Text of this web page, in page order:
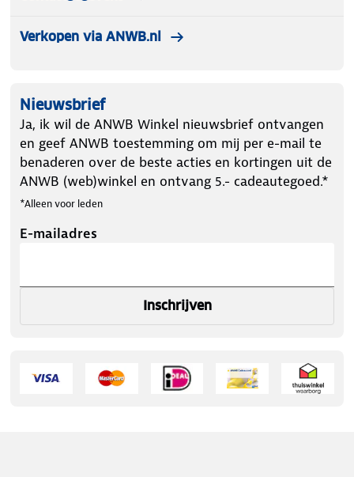
Verkopen via ANWB.nl
Nieuwsbrief
Ja, ik wil de ANWB Winkel nieuwsbrief ontvangen
en geef ANWB toestemming om mij per e-mail te
benaderen over de beste acties en kortingen uit de
ANWB (web)winkel en ontvang 5.- cadeautegoed.*
*Alleen voor leden
E-mailadres
Inschrijven